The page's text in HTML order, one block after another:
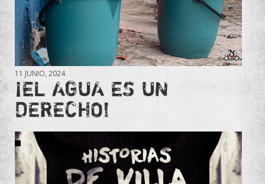
11 JUNIO, 2024
¡EL AGUA ES UN
DERECHO!